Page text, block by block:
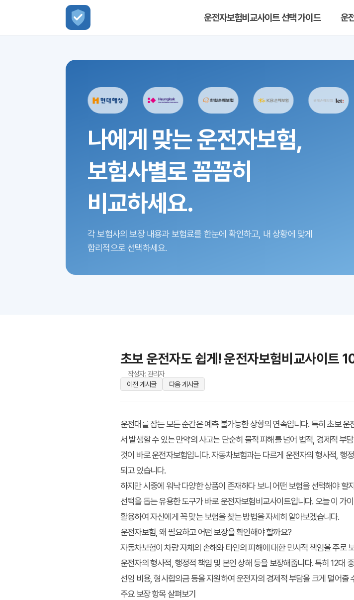
운전자보험비교사이트 선택 가이드 운
나에게 맞는 운전자보험,
보험사별로 꼼꼼히
비교하세요.
각 보험사의 보장 내용과 보험료를 한눈에 확인하고, 내 상황에 맞게
합리적으로 선택하세요.
초보 운전자도 쉽게! 운전자보험비교사이트
작성자: 관리자
이전 게시글
다음 게시글
운전대를 잡는 모든 순간은 예측 불가능한 상황의 연속입니다. 특히 초보
서 발생할 수 있는 만약의 사고는 단순히 물적 피해를 넘어 법적, 경제적 부
것이 바로 운전자보험입니다. 자동차보험과는 다르게 운전자의 형사적, 행
되고 있습니다.
하지만 시중에 워낙 다양한 상품이 존재하다 보니 어떤 보험을 선택해야
선택을 돕는 유용한 도구가 바로 운전자보험비교사이트입니다. 오늘 이 가
활용하여 자신에게 꼭 맞는 보험을 찾는 방법을 자세히 알아보겠습니다.
운전자보험, 왜 필요하고 어떤 보장을 확인해야 할까요?
자동차보험이 차량 자체의 손해와 타인의 피해에 대한 민사적 책임을 주로
운전자의 형사적, 행정적 책임 및 본인 상해 등을 보장해줍니다. 특히 12대
선임 비용, 형사합의금 등을 지원하여 운전자의 경제적 부담을 크게 덜어줄
주요 보장 항목 살펴보기